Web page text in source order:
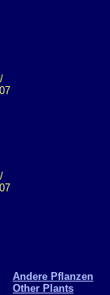
Andere Pflanzen
Other Plants